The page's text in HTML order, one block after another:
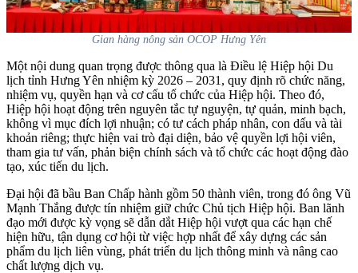
Gian hàng nông sản OCOP Hưng Yên
Một nội dung quan trọng được thông qua là Điều lệ Hiệp hội Du
lịch tỉnh Hưng Yên nhiệm kỳ 2026 – 2031, quy định rõ chức năng,
nhiệm vụ, quyền hạn và cơ cấu tổ chức của Hiệp hội. Theo đó,
Hiệp hội hoạt động trên nguyên tắc tự nguyện, tự quản, minh bạch,
không vì mục đích lợi nhuận; có tư cách pháp nhân, con dấu và tài
khoản riêng; thực hiện vai trò đại diện, bảo vệ quyền lợi hội viên,
tham gia tư vấn, phản biện chính sách và tổ chức các hoạt động đào
tạo, xúc tiến du lịch.
Đại hội đã bầu Ban Chấp hành gồm 50 thành viên, trong đó ông Vũ
Mạnh Thắng được tín nhiệm giữ chức Chủ tịch Hiệp hội. Ban lãnh
đạo mới được kỳ vọng sẽ dẫn dắt Hiệp hội vượt qua các hạn chế
hiện hữu, tận dụng cơ hội từ việc hợp nhất để xây dựng các sản
phẩm du lịch liên vùng, phát triển du lịch thông minh và nâng cao
chất lượng dịch vụ.